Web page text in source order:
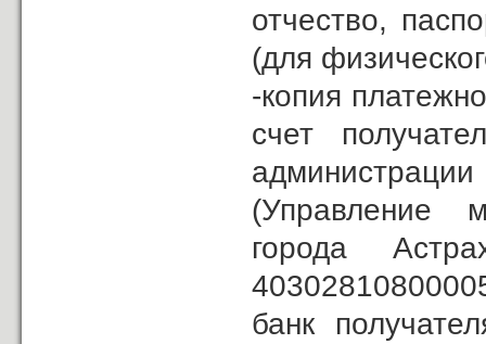
отчество,
(для
-копия
счет
(Управление
города
банк